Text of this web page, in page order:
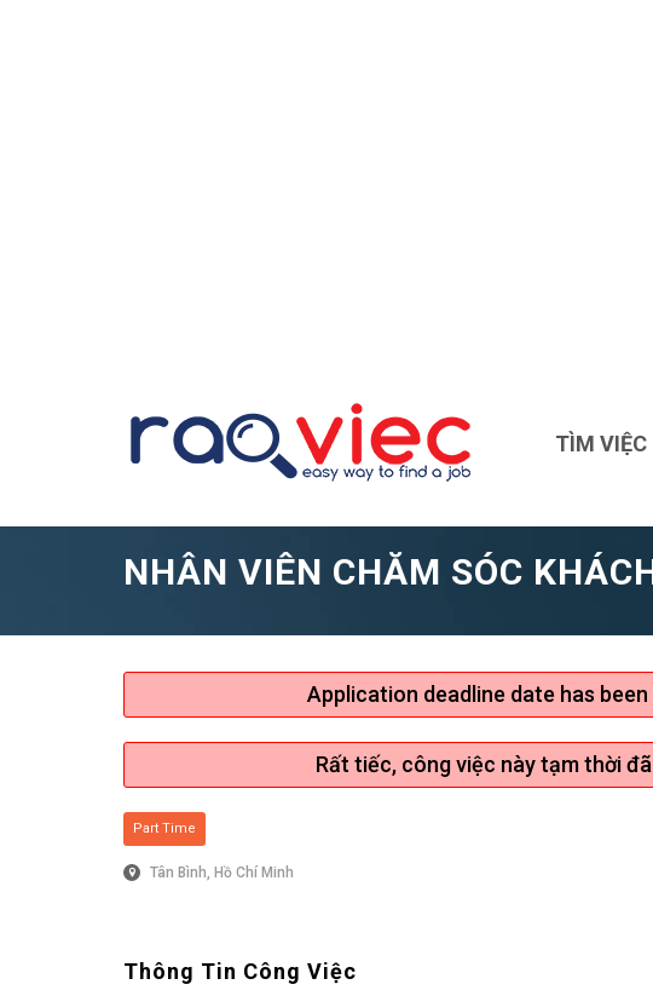
TÌM VIỆC
NHÂN VIÊN CHĂM SÓC
Application deadline date has
Rất tiếc, công việc này tạm thời
Part Time
Tân Bình, Hồ Chí Minh
Thông Tin Công Việc